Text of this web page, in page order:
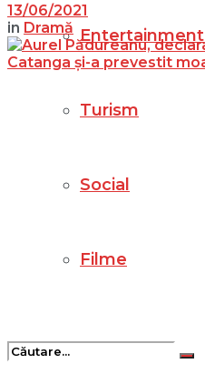
Entertainment
Turism
Social
Filme
13/06/2021
in Dramă